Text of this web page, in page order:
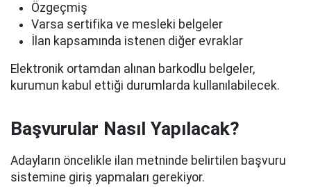
Özgeçmiş
Varsa sertifika ve mesleki belgeler
İlan kapsamında istenen diğer evraklar
Elektronik ortamdan alınan barkodlu belgeler,
kurumun kabul ettiği durumlarda kullanılabilecek.
Başvurular Nasıl Yapılacak?
Adayların öncelikle ilan metninde belirtilen başvuru
sistemine giriş yapmaları gerekiyor.